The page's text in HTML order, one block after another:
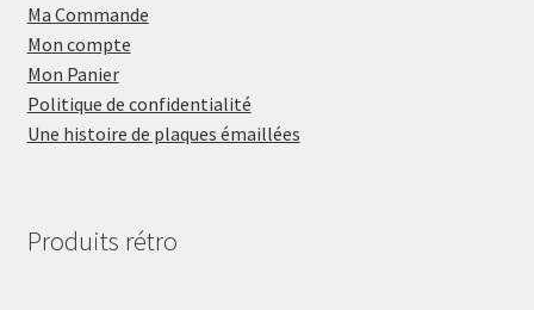
Ma Commande
Mon compte
Mon Panier
Politique de confidentialité
Une histoire de plaques émaillées
Produits rétro